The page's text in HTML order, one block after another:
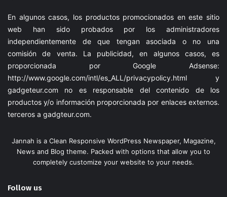
En algunos casos, los productos promocionados en este sitio
web han sido probados por los administradores
independientemente de que tengan asociada o no una
comisión de venta. La publicidad, en algunos casos, es
proporcionada por Google Adsense:
http://www.google.com/intl/es_ALL/privacypolicy.html y
gadgeteur.com no es responsable del contenido de los
productos y/o información proporcionada por enlaces externos.
terceros a gadgteur.com.
Jannah is a Clean Responsive WordPress Newspaper, Magazine,
News and Blog theme. Packed with options that allow you to
completely customize your website to your needs.
Follow us